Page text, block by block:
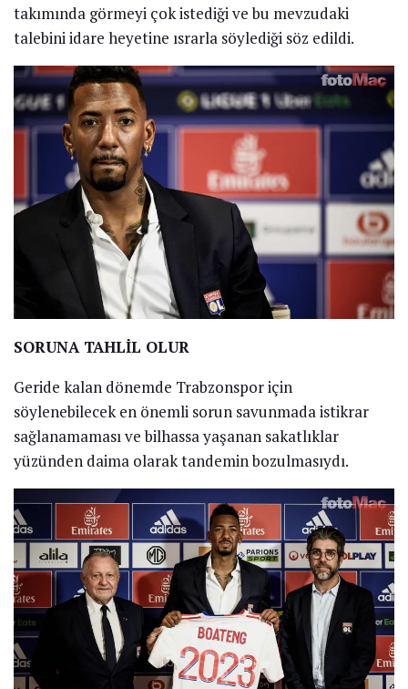
takımında görmeyi çok istediği ve bu mevzudaki
talebini idare heyetine ısrarla söylediği söz edildi.
SORUNA TAHLİL OLUR
Geride kalan dönemde Trabzonspor için
söylenebilecek en önemli sorun savunmada istikrar
sağlanamaması ve bilhassa yaşanan sakatlıklar
yüzünden daima olarak tandemin bozulmasıydı.